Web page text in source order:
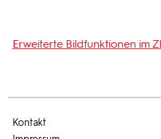
Erweiterte Bildfunktionen im
Kontakt